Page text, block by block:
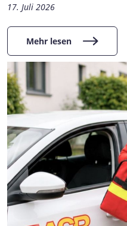
17. Juli 2026
Mehr lesen